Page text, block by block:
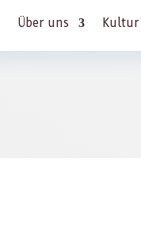
Über uns Kultur